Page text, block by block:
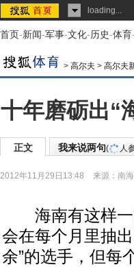
loading...
首页-新闻-军事-文化-历史-体育-
> 高尔夫 > 高尔夫
十年磨砺出“
正文 我来说两句( 人
2012年11月29日13:48 来源： 南
海南有这样一
会在每个月里抽
余”的选手，但每